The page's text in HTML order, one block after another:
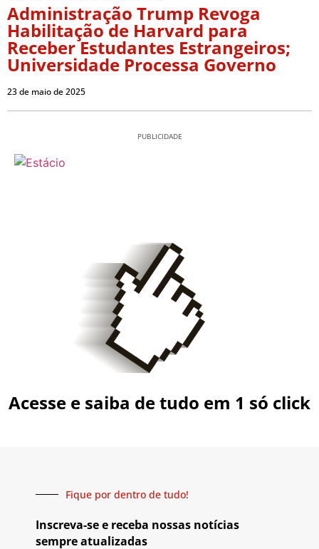
Administração Trump Revoga
Habilitação de Harvard para
Receber Estudantes Estrangeiros;
Universidade Processa Governo
23 de maio de 2025
PUBLICIDADE
Acesse e saiba de tudo em 1 só click
Fique por dentro de tudo!
Inscreva-se e receba nossas notícias
sempre atualizadas